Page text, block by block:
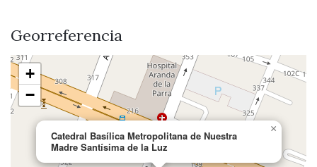
Georreferencia
Catedral Basílica Metropolitana de Nuestra
Madre Santísima de la Luz
×
+
−